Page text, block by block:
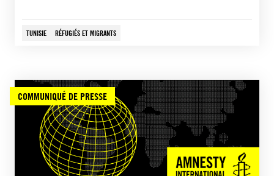
TUNISIE RÉFUGIÉS ET MIGRANTS
COMMUNIQUÉ DE PRESSE